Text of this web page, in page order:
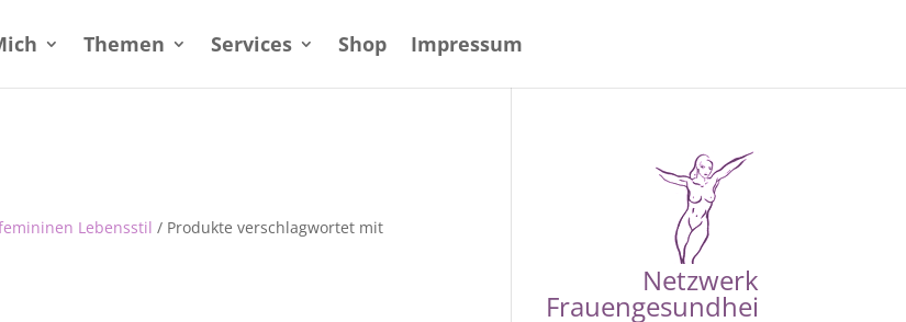
Themen Services Shop Impressum
Lebensstil / Produkte verschlagwortet mit
Netzwerk
Frauengesundhei